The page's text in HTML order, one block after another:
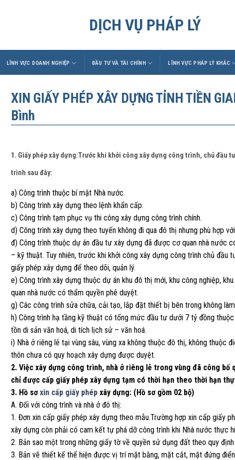
DỊCH VỤ PHÁP LÝ
LĨNH VỰC DOANH NGHIỆP ĐẦU TƯ VÀ TÀI CHÍNH LĨNH VỰC PHÁP LÝ KHÁC
XIN GIẤY PHÉP XÂY DỰNG TỈNH TIỀN
Bình
1. Giấy phép xây dựng:Trước khi khởi công xây dựng công trình, chủ đầu
trình sau đây:
a) Công trình thuộc bí mật Nhà nước.
b) Công trình xây dựng theo lệnh khẩn cấp.
c) Công trình tạm phục vụ thi công xây dựng công trình chính.
d) Công trình xây dựng theo tuyến không đi qua đô thị nhưng phù hợp
đ) Công trình thuộc dự án đầu tư xây dựng đã được cơ quan nhà nước
– kỹ thuật. Tuy nhiên, trước khi khởi công xây dựng công trình chủ
giấy phép xây dựng để theo dõi, quản lý.
e) Công trình xây dựng thuộc dự án khu đô thị mới, khu công nghiệp,
quan nhà nước có thẩm quyền phê duyệt.
g) Các công trình sửa chữa, cải tạo, lắp đặt thiết bị bên trong không
h) Công trình hạ tầng kỹ thuật có tổng mức đầu tư dưới 7 tỷ đồng
tồn di sản văn hoá, di tích lịch sử – văn hoá.
i) Nhà ở riêng lẻ tại vùng sâu, vùng xa không thuộc đô thị, không
thôn chưa có quy hoạch xây dựng được duyệt.
2. Việc xây dựng công trình, nhà ở riêng lẻ trong vùng đã công
chỉ được cấp giấy phép xây dựng tạm có thời hạn theo thời hạn
3. Hồ sơ xin cấp giấy phép xây dựng: (Hồ sơ gồm 02 bộ)
A. Đối với công trình và nhà ở đô thị:
1. Đơn xin cấp giấy phép xây dựng theo mẫu.Trường hợp xin cấp giấy
xây dựng còn phải có cam kết tự phá dỡ công trình khi Nhà nước thực
2. Bản sao một trong những giấy tờ về quyền sử dụng đất theo quy
3. Bản vẽ thiết kế thể hiện được vị trí mặt bằng, mặt cắt, mặt đứng